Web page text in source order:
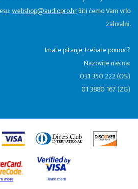
webshop@audiopro.hrBiti ćemo Vam vrlo
zahvalni.
​Imate pitanje, trebate pomoć?
Nazovite nas na:
031 350 222 (OS)
01 3880 167 (ZG)